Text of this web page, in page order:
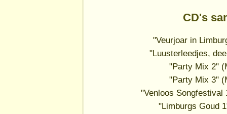
CD's
"Veurjoar in
"Luusterleedjes,
"Party Mix 2"
"Party Mix 3"
"Venloos Songfestival
"Limburgs Goud